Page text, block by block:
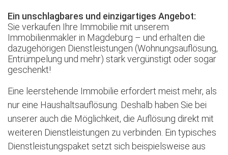
Ein unschlagbares und einzigartiges Angebot:
Sie verkaufen Ihre Immobilie mit unserem
Immobilienmakler in Magdeburg – und erhalten die
dazugehörigen Dienstleistungen (Wohnungsauflösung,
Entrümpelung und mehr) stark vergünstigt oder sogar
geschenkt!
Eine leerstehende Immobilie erfordert meist mehr, als
nur eine Haushaltsauflösung. Deshalb haben Sie bei
unserer auch die Möglichkeit, die Auflösung direkt mit
weiteren Dienstleistungen zu verbinden. Ein typisches
Dienstleistungspaket setzt sich beispielsweise aus